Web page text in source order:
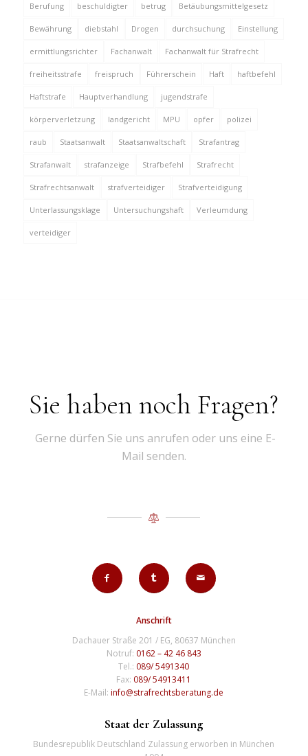
Berufung beschuldigter betrug Betäubungsmittelgesetz
Bewährung diebstahl Drogen durchsuchung Einstellung
ermittlungsrichter Fachanwalt Fachanwalt für Strafrecht
freiheitsstrafe freispruch Führerschein Haft haftbefehl
Haftstrafe Hauptverhandlung jugendstrafe
körperverletzung landgericht MPU opfer polizei
raub Staatsanwalt Staatsanwaltschaft Strafantrag
Strafanwalt strafanzeige Strafbefehl Strafrecht
Strafrechtsanwalt strafverteidiger Strafverteidigung
Unterlassungsklage Untersuchungshaft Verleumdung
verteidiger
Sie haben noch Fragen?
Gerne dürfen Sie uns anrufen oder uns eine E-
Mail senden.
Anschrift
Dachauer Straße 201 / EG, 80637 München
Notruf: 0162 – 42 46 843
Tel.: 089/ 5491340
Fax: 089/ 54913411
E-Mail:info@strafrechtsberatung.de
Staat der Zulassung
Bundesrepublik Deutschland Zulassung erworben in München